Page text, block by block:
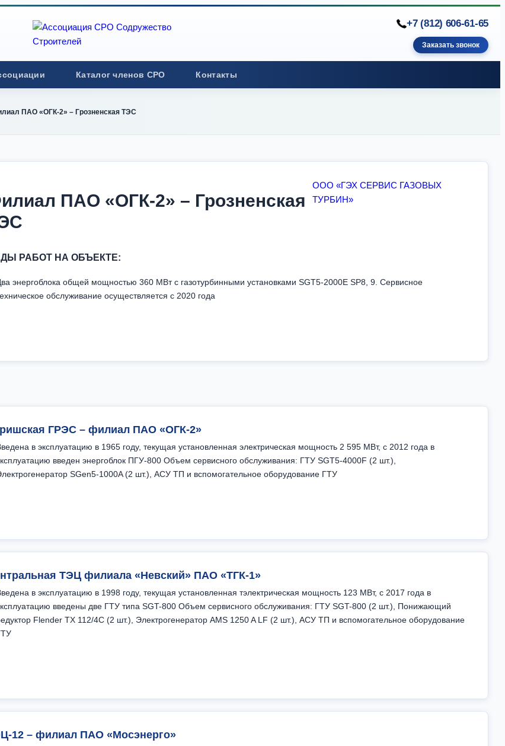
+7 (812) 606-61-65
Заказать звонок
Каталог членов СРО Контакты
ПАО «ОГК-2» – Грозненская ТЭС
ПАО «ОГК-2» – Грозненская
ООО «ГЭХ СЕРВИС ГАЗОВЫХ
ТУРБИН»
РАБОТ НА ОБЪЕКТЕ:
энергоблока общей мощностью 360 МВт с газотурбинными установками SGT5-2000E SP8, 9. Сервисное
обслуживание осуществляется с 2020 года
ГРЭС – филиал ПАО «ОГК-2»
в эксплуатацию в 1965 году, текущая установленная электрическая мощность 2 595 МВт, с 2012 года в
введен энергоблок ПГУ-800 Объем сервисного обслуживания: ГТУ SGT5-4000F (2 шт.),
SGen5-1000A (2 шт.), АСУ ТП и вспомогательное оборудование ГТУ
ТЭЦ филиала «Невский» ПАО «ТГК-1»
в эксплуатацию в 1998 году, текущая установленная тэлектрическая мощность 123 МВт, с 2017 года в
введены две ГТУ типа SGT-800 Объем сервисного обслуживания: ГТУ SGT-800 (2 шт.), Понижающий
Flender TX 112/4C (2 шт.), Электрогенератор AMS 1250 A LF (2 шт.), АСУ ТП и вспомогательное оборудование
12 – филиал ПАО «Мосэнерго»